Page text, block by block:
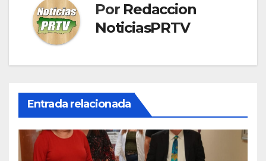
Por Redaccion
NoticiasPRTV
Entrada relacionada